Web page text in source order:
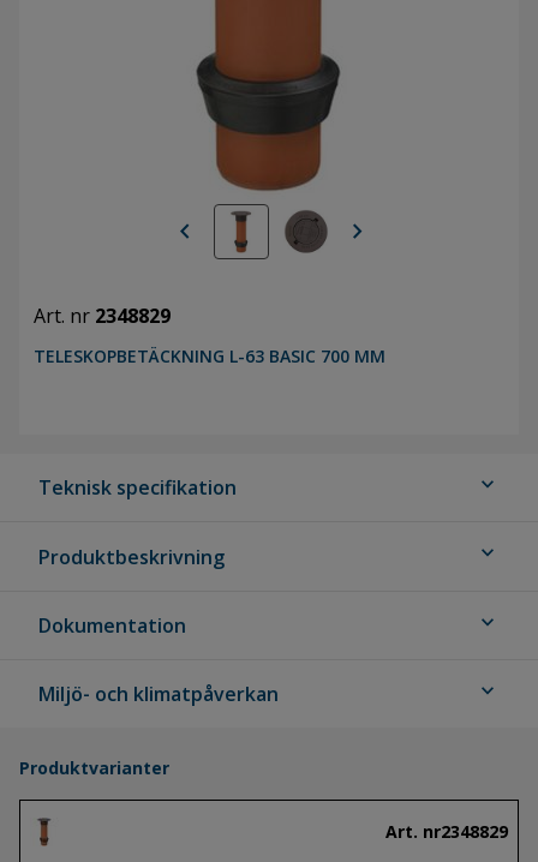
chevron_left chevron_right
Art. nr 2348829
TELESKOPBETÄCKNING L-63 BASIC 700 MM
Teknisk specifikation expand_more
Produktbeskrivning expand_more
Dokumentation expand_more
Miljö- och klimatpåverkan expand_more
Produktvarianter
Art. nr2348829